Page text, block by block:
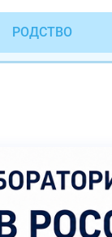
РОДСТВО